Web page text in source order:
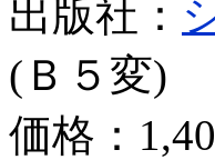
出版社：
(Ｂ５変)
価格：